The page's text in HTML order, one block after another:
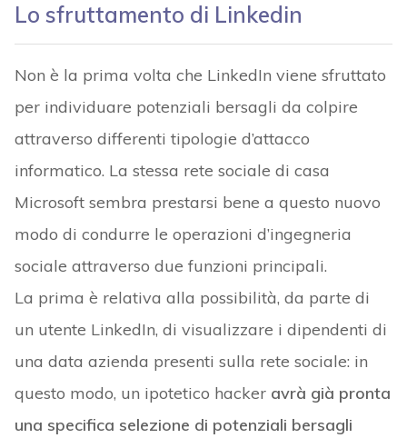
Lo sfruttamento di Linkedin
Non è la prima volta che LinkedIn viene sfruttato
per individuare potenziali bersagli da colpire
attraverso differenti tipologie d’attacco
informatico. La stessa rete sociale di casa
Microsoft sembra prestarsi bene a questo nuovo
modo di condurre le operazioni d’ingegneria
sociale attraverso due funzioni principali.
La prima è relativa alla possibilità, da parte di
un utente LinkedIn, di visualizzare i dipendenti di
una data azienda presenti sulla rete sociale: in
questo modo, un ipotetico hacker avrà già pronta
una specifica selezione di potenziali bersagli